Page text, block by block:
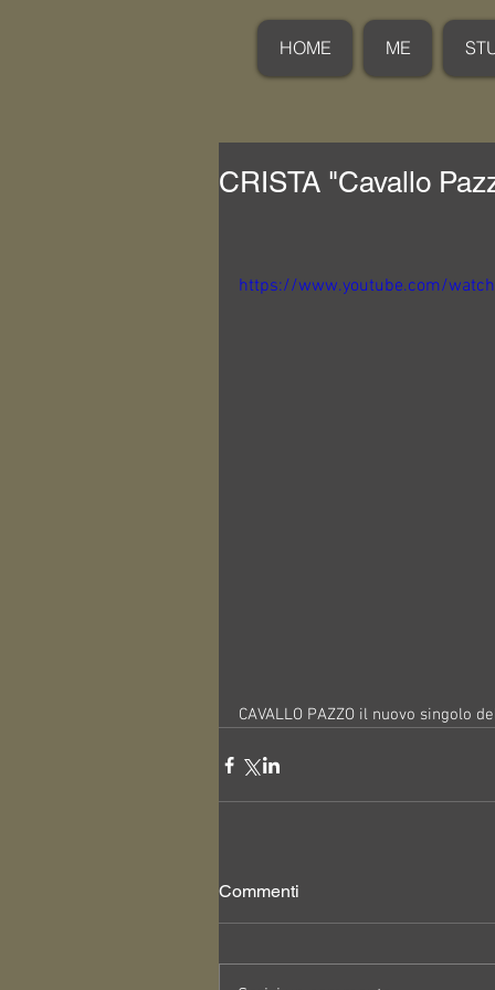
HOME ME
CRISTA "Cavallo
https://www.youtube.com/
CAVALLO PAZZO il nuovo singolo
Commenti